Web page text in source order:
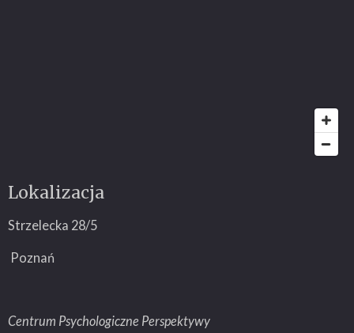
Lokalizacja
Strzelecka 28/5
Poznań
Centrum Psychologiczne Perspektywy